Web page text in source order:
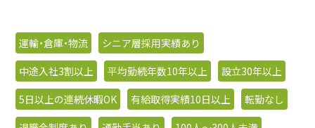
運輸・倉庫・物流
シニア層採用実績あり
中途入社3割以上
平均勤続年数10年以上
設立30年以上
5日以上の連続休暇OK
有給取得実績10日以上
転勤なし